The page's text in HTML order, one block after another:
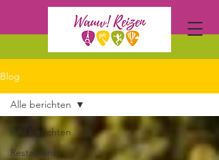
Blog
Alle berichten
Restaurants
Alle berichten